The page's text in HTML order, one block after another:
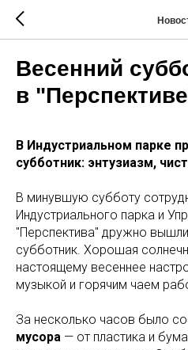
Весенний
в
В Индустриальном парке
субботник: энтузиазм,
В минувшую субботу
Индустриального парка и
"Перспектива" дружно
субботник. Хорошая
настоящему весеннее
музыкой и горячим чаем
За несколько часов было
мусора — от пластика и